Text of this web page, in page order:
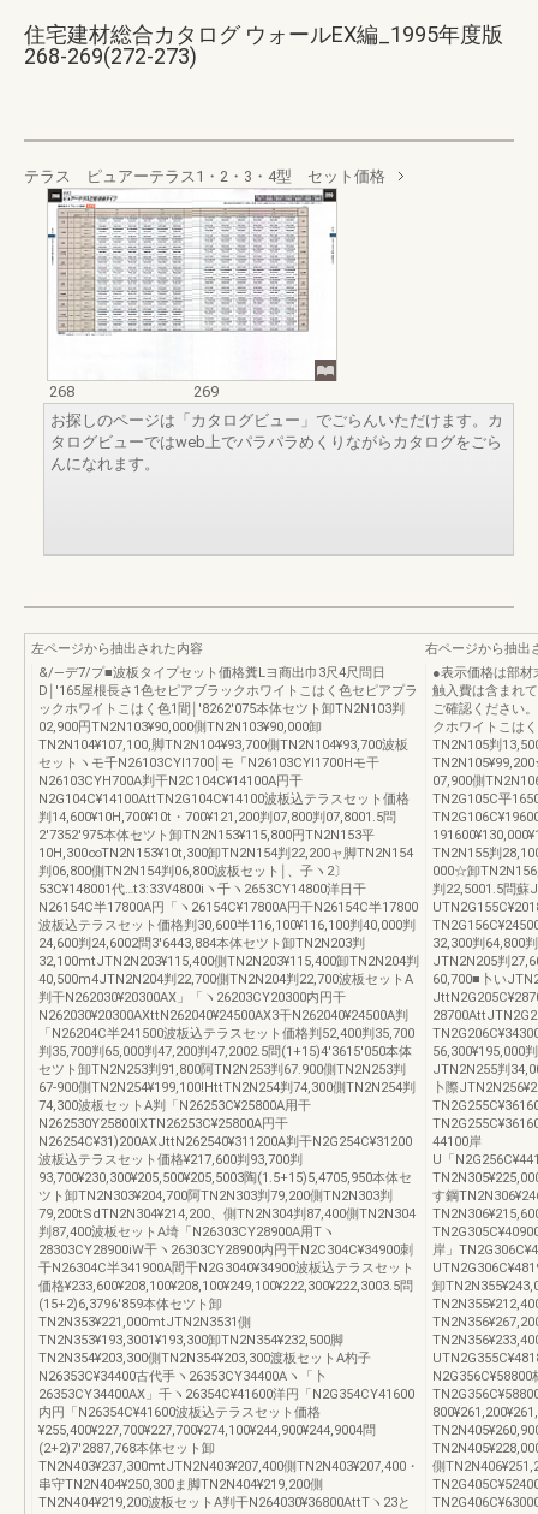
住宅建材総合カタログ ウォールEX編_1995年度版
268-269(272-273)
テラス ピュアーテラス1・2・3・4型 セット価格
268
269
お探しのページは「カタログビュー」でごらんいただけます。カ
タログビューではweb上でパラパラめくりながらカタログをごら
んになれます。
左ページから抽出された内容
&/―デ7/プ■波板タイプセット価格糞Lヨ商出巾3尺4尺問日
D￨′165屋根長さ1色セピアブラックホワイトこはく色セピアプラ
ックホワイトこはく色1間￨′8262′075本体セツト卸TN2N103判
02,900円TN2N103¥90,000側TN2N103¥90,000卸
TN2N104¥107,100,脚TN2N104¥93,700側TN2N104¥93,700波板
セットヽモ千N26103CYl1700￨モ「N26103CYl1700Hモ干
N26103CYH700A判干N2C104C¥14100A円干
N2G104C¥14100AttTN2G104C¥14100波板込テラスセット価格
判14,600¥10H,700¥10t・700¥121,200判07,800判07,8001.5問
2′7352′975本体セツト卸TN2N153¥115,800円TN2N153平
10H,300∞TN2N153¥10t,300卸TN2N154判22,200ャ脚TN2N154
判06,800側TN2N154判06,800波板セット￨、子ヽ2〕
53C¥148001代…t3:33V4800iヽ千ヽ2653CY14800洋日干
N26154C半17800A円「ヽ26154C¥17800A円干N26154C半17800
波板込テラスセット価格判30,600半116,100¥116,100判40,000判
24,600判24,6002問3′6443,884本体セツト卸TN2N203判
32,100mtJTN2N203¥115,400側TN2N203¥115,400卸TN2N204判
40,500m4JTN2N204判22,700側TN2N204判22,700波板セットA
判干N262030¥20300AX」「ヽ26203CY20300内円干
N262030¥20300AXttN262040¥24500AX3干N262040¥24500A判
「N26204C半241500波板込テラスセット価格判52,400判35,700
判35,700判65,000判47,200判47,2002.5問(1+15)4′3615′050本体
セツト卸TN2N253判91,800阿TN2N253判67.900側TN2N253判
67‐900側TN2N254¥199,100!HttTN2N254判74,300側TN2N254判
74,300波板セットA判「N26253C¥25800A用干
N262530Y25800lXTN26253C¥25800A円干
N26254C¥31)200AXJttN262540¥311200A判干N2G254C¥31200
波板込テラスセット価格¥217,600判93,700判
93,700¥230,300¥205,500¥205,5003陶(1.5+15)5,4705,950本体セ
ツト卸TN2N303¥204,700阿TN2N303判79,200側TN2N303判
79,200tSdTN2N304¥214,200、側TN2N304判87,400側TN2N304
判87,400波板セットA埼「N26303CY28900A用Tヽ
28303CY28900iW干ヽ26303CY28900内円干N2C304C¥34900刺
干N26304C半341900A間干N2G3040¥34900波板込テラスセット
価格¥233,600¥208,100¥208,100¥249,100¥222,300¥222,3003.5問
(15+2)6,3796′859本体セツト卸
TN2N353¥221,000mtJTN2N3531側
TN2N353¥193,3001¥193,300卸TN2N354¥232,500脚
TN2N354¥203,300側TN2N354¥203,300渡板セットA杓子
N26353C¥34400古代手ヽ26353CY34400Aヽ「卜
26353CY34400AX」千ヽ26354C¥41600洋円「N2G354CY41600
内円「N26354C¥41600波板込テラスセット価格
¥255,400¥227,700¥227,700¥274,100¥244,900¥244,9004問
(2+2)7′2887,768本体セット卸
TN2N403¥237,300mtJTN2N403¥207,400側TN2N403¥207,400・
串守TN2N404¥250,300ま脚TN2N404¥219,200側
TN2N404¥219,200波板セットA判干N264030¥36800AttTヽ23と
右ページから抽出
●表示価格は部材
触入費は含まれ
ご確認ください
クホワイトこは
TN2N105判
07,900側
TN2G105C平
TN2N155判
000☆卸
判22,5001.5問蘇
32,300判64,800
JTN2N205判
60,700■卜い
56,300¥195,000
JTN2N255判
卜際
44100岸
U「
す鋼
岸」
卸
側